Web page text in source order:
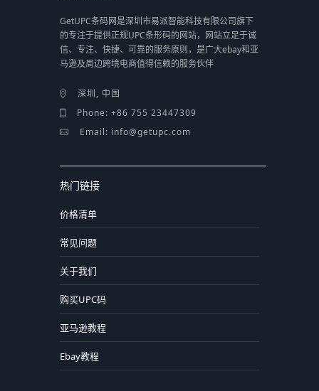
GetUPC条码网是深圳市易派智能科技有限公司旗下
的专注于提供正规UPC条形码的网站，网站立足于诚
信、专注、快捷、可靠的服务原则，是广大ebay和亚
马逊及周边跨境电商值得信赖的服务伙伴
深圳, 中国
Phone: +86 755 23447309
Email: info@getupc.com
热门链接
价格清单
常见问题
关于我们
购买UPC码
亚马逊教程
Ebay教程